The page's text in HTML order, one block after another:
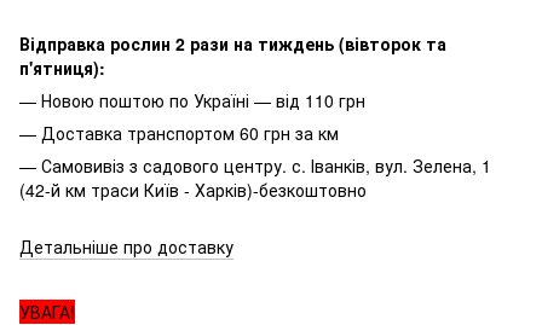
Відправка рослин 2 рази на тиждень (вівторок та
п'ятниця):
— Новою поштою по Україні — від 110 грн
— Доставка транспортом 60 грн за км
— Самовивіз з садового центру. с. Іванків, вул. Зелена, 1
(42-й км траси Київ - Харків)-безкоштовно
Детальніше про доставку
УВАГА!